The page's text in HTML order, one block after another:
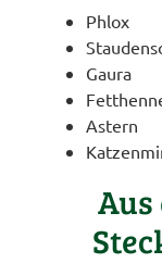
Phlox
Gaura
Astern
Aus